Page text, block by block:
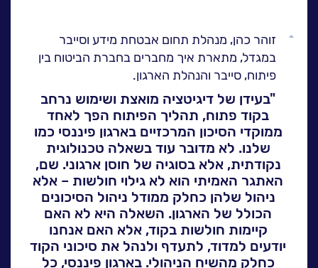
NESSPRO קבוצת
פתרונות התוכנה
מגזרים והתמחויות ליבה
לעבוד בנס
אירועים וכנסים
פודקאסט
נס בכותרות
וובינרים מומלצים
דברו איתנו
גלול
למעלה
זוהר כהן, מנהלת תחום אבטחת מידע וסייבר
במגדל, מתארת איך מחברים בחברת הביטוח בין
פיתוח, סייבר והנהלת הארגון.
"בעידן של דיגיטציה מואצת ושימוש נרחב
בקוד פתוח, תהליך הפיתוח הפך לאחד
ממוקדי הסיכון המרכזיים בארגון פיננסי כמו
שלנו. לא מדובר עוד בשאלה טכנולוגית
נקודתית, אלא בסוגיה של חוסן ארגוני. שם,
האתגר האמיתי הוא לא גילוי חולשות – אלא
ניהול שלהן כחלק ממודל ניהול הסיכונים
הכולל של הארגון. השאלה היא לא האם
קיימות חולשות בקוד, אלא האם אנחנו
יודעים למדוד, לתעדף ולנהל את סיכוני הקוד
כחלק מהשיח הניהולי. בארגון פיננסי, כל